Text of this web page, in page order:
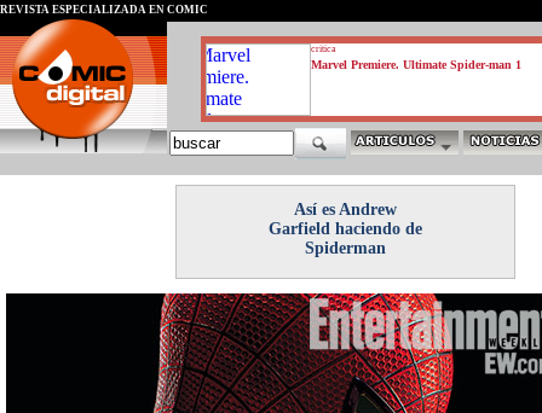
critica
Marvel Premiere. Ultimate Spider-man 1
REVISTA ESPECIALIZADA EN CÓMIC
Así es Andrew
Garfield haciendo de
Spiderman